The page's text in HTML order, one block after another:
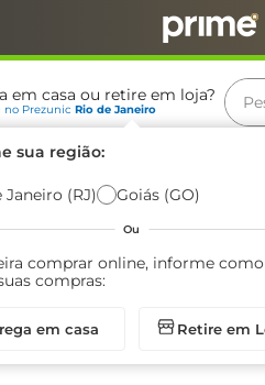
em casa ou retire em loja?
no Prezunic Rio de Janeiro
sua região:
Janeiro (RJ) Goiás (GO)
Ou
comprar online, informe como
compras:
em casa Retire em